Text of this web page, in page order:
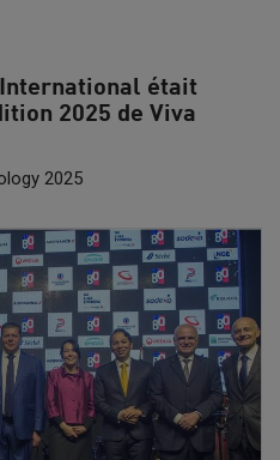
International était
2025 de Viva
2025